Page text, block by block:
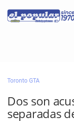
Classifieds
Categorías
Toronto GTA
Dos son
separadas